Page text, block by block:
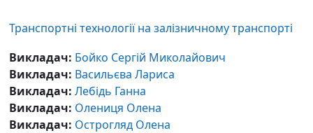
Транспортні технології на залізничному транспорті
Викладач: Бойко Сергій Миколайович
Викладач: Васильєва Лариса
Викладач: Лебідь Ганна
Викладач: Олениця Олена
Викладач: Острогляд Олена